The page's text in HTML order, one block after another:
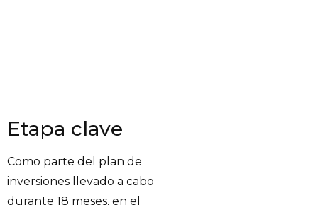
Etapa clave
Como parte del plan de
inversiones llevado a cabo
durante 18 meses, en el